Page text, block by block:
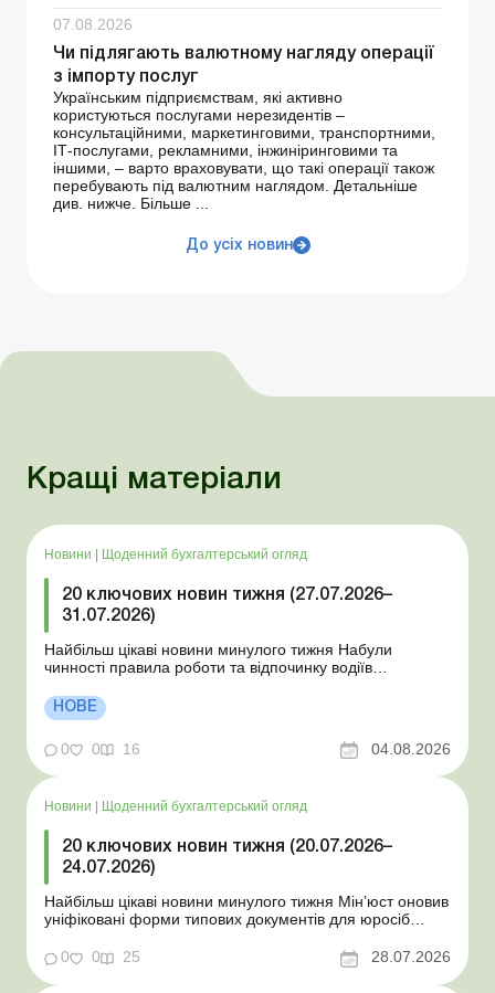
07.08.2026
Чи підлягають валютному нагляду операції
з імпорту послуг
Українським підприємствам, які активно
користуються послугами нерезидентів –
консультаційними, маркетинговими, транспортними,
ІТ-послугами, рекламними, інжиніринговими та
іншими, – варто враховувати, що такі операції також
перебувають під валютним наглядом. Детальніше
див. нижче. Більше ...
До усіх новин
Кращі матеріали
Новини Щоденний бухгалтерський огляд
20 ключових новин тижня (27.07.2026–
31.07.2026)
Найбільш цікаві новини минулого тижня Набули
чинності правила роботи та відпочинку водіїв
стан Для сільгосппідприємств і ФОП запроваджено нові
одноразові статистичні форми З 2 серпня змінюється
порядок зарахування окремих періодів роботи до стр...
НОВЕ
0 0 16 04.08.2026
Новини Щоденний бухгалтерський огляд
20 ключових новин тижня (20.07.2026–
24.07.2026)
Найбільш цікаві новини минулого тижня Мін’юст оновив
уніфіковані форми типових документів для юросіб
координаційного центру з організації бронювання У
працівника виявлено статус «у розшуку»: що потрібно
0 0 25 28.07.2026